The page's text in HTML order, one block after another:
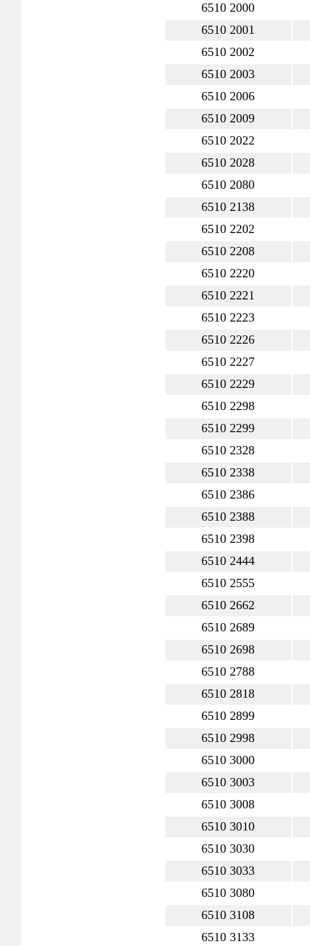
6510 2000
6510 2001
6510 2002
6510 2003
6510 2006
6510 2009
6510 2022
6510 2028
6510 2080
6510 2138
6510 2202
6510 2208
6510 2220
6510 2221
6510 2223
6510 2226
6510 2227
6510 2229
6510 2298
6510 2299
6510 2328
6510 2338
6510 2386
6510 2388
6510 2398
6510 2444
6510 2555
6510 2662
6510 2689
6510 2698
6510 2788
6510 2818
6510 2899
6510 2998
6510 3000
6510 3003
6510 3008
6510 3010
6510 3030
6510 3033
6510 3080
6510 3108
6510 3133